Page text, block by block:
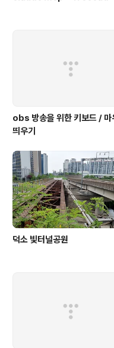
obs 방송을 위한 키보드 / 마
띄우기
덕소 빛터널공원